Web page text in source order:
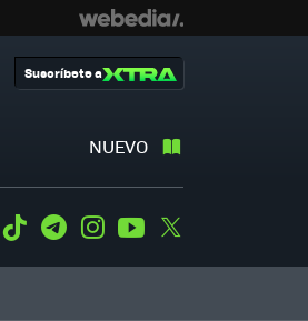
NUEVO
Suscríbete a
WhatsApp
Tiktok TelegramInstagramYoutube